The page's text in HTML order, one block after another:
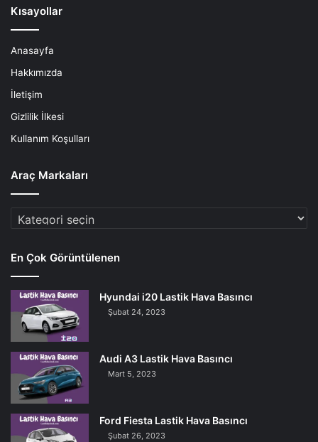
Kısayollar
Anasayfa
Hakkımızda
İletişim
Gizlilik İlkesi
Kullanım Koşulları
Araç Markaları
Araç
Markaları
En Çok Görüntülenen
Hyundai i20 Lastik Hava Basıncı
Şubat 24, 2023
Audi A3 Lastik Hava Basıncı
Mart 5, 2023
Ford Fiesta Lastik Hava Basıncı
Şubat 26, 2023